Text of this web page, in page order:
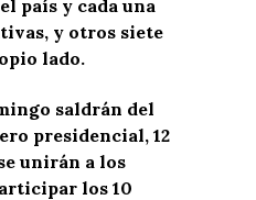
país y cada una
y otros siete
lado.
saldrán del
presidencial, 12
unirán a los
los 10